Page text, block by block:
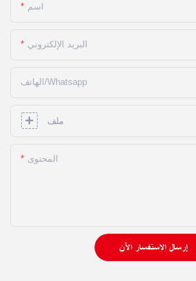
اسم
البريد الإلكتروني
الهاتف/whatsapp
ملف
المحتوى
إرسال الاستفسار الآن